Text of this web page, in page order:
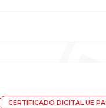
CERTIFICADO DIGITAL UE